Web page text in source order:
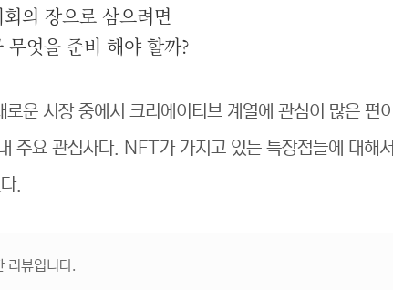
의 장으로 삼으려면
무엇을 준비 해야 할까?
운 시장 중에서 크리에이티브 계열에 관심이 많은 편이
주요 관심사다. NFT가 가지고 있는 특장점들에 대해서
.
리뷰입니다.